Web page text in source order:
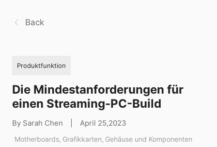
Back
Produktfunktion
Die Mindestanforderungen für
einen Streaming-PC-Build
By Sarah Chen April 25,2023
Motherboards, Grafikkarten, Gehäuse und Komponenten